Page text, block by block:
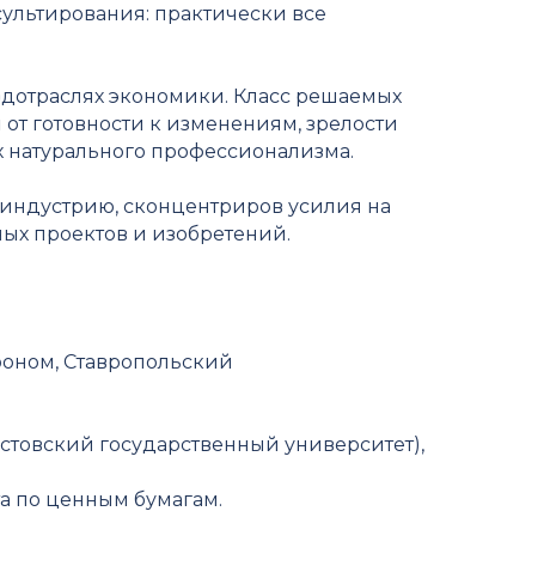
практически все
экономики. Класс решаемых
готовности к изменениям, зрелости
профессионализма.
сконцентриров усилия на
проектов и изобретений.
Ставропольский
государственный университет),
по ценным бумагам.